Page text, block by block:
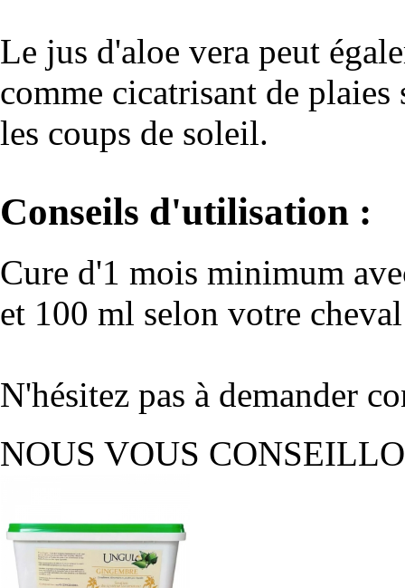
Le jus d'aloe vera peut
comme cicatrisant de
les coups de soleil.
Conseils d'utilisation :
Cure d'1 mois minimum
et 100 ml selon votre
N'hésitez pas à demander
NOUS VOUS